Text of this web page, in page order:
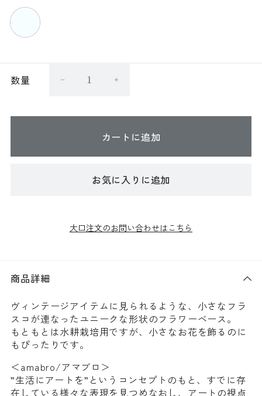
数量
カートに追加
お気に入りに追加
大口注文のお問い合わせはこちら
商品詳細
ヴィンテージアイテムに見られるような、小さなフラ
スコが連なったユニークな形状のフラワーベース。
もともとは水耕栽培用ですが、小さなお花を飾るのに
もぴったりです。
＜amabro/アマブロ＞
”生活にアートを”というコンセプトのもと、すでに存
在している様々な表現を見つめなおし、アートの視点